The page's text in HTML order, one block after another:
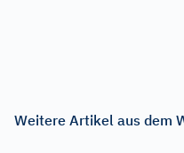
Weitere Artikel aus dem